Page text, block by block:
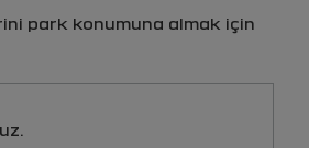
park konumuna almak için